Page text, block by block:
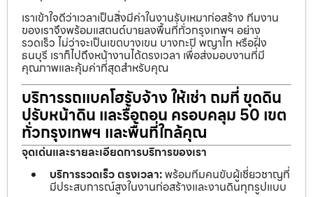
เราเข้าใจดีว่าเวลาเป็นสิ่งมีค่าในงานรับเหมาก่อสร้าง ทีมงาน
ของเราจึงพร้อมแสตนด์บายลงพื้นที่ทั่วกรุงเทพฯ อย่าง
รวดเร็ว ไม่ว่าจะเป็นเขตบางเขน บางกะปิ พญาไท หรือฝั่ง
ธนบุรี เราก็ไปถึงหน้างานได้ตรงเวลา เพื่อส่งมอบงานที่มี
คุณภาพและคุ้มค่าที่สุดสำหรับคุณ
บริการรถแบคโฮรับจ้าง ให้เช่า ถมที่ ขุดดิน
ปรับหน้าดิน และรื้อถอน ครอบคลุม 50 เขต
ทั่วกรุงเทพฯ และพื้นที่ใกล้คุณ
จุดเด่นและรายละเอียดการบริการของเรา
บริการรวดเร็ว ตรงเวลา:พร้อมทีมคนขับผู้เชี่ยวชาญที่
มีประสบการณ์สูงในงานก่อสร้างและงานดินทุกรูปแบบ